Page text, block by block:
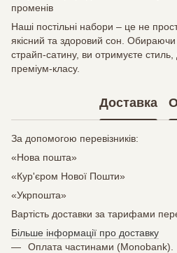
променів
Наші постільні набори – це не
якісний та здоровий сон. Обираючи
страйп-сатину, ви отримуєте стиль,
преміум-класу.
Доставка
За допомогою перевізників:
«Нова пошта»
«Кур'єром Нової Пошти»
«Укрпошта»
Вартість доставки за тарифами
Більше інформації про доставку
Оплата частинами (Monobank).